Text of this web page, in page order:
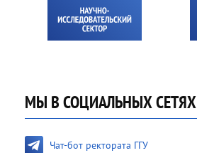
МЫ В СОЦИАЛЬНЫХ СЕТЯХ
Чат-бот ректората ГГУ